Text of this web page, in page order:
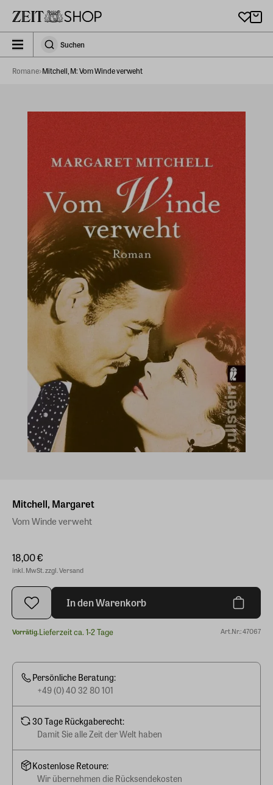
zeit_storefront.components.search.collapsed
SuchenSuchen
Romane Mitchell, M: Vom Winde verweht
Mitchell, Margaret
Vom Winde verweht
18,00 €
inkl. MwSt. zzgl. Versand
In den Warenkorb
Vorrätig.Lieferzeit ca. 1-2 Tage Art.Nr.: 47067
Persönliche Beratung:
+49 (0) 40 32 80 101
30 Tage Rückgaberecht:
Damit Sie alle Zeit der Welt haben
Kostenlose Retoure:
Wir übernehmen die Rücksendekosten